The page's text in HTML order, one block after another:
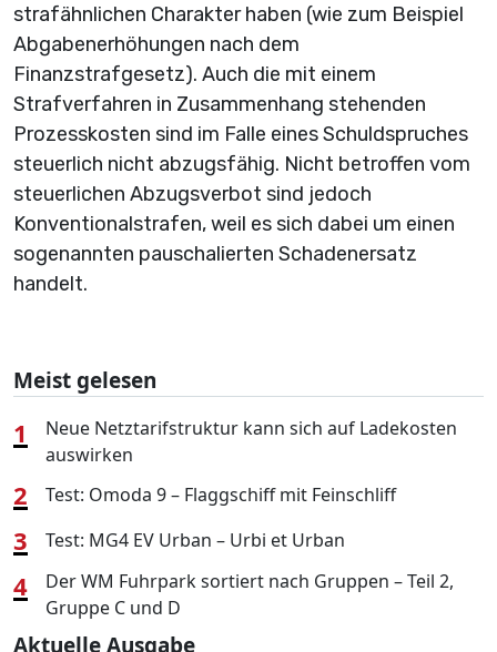
strafähnlichen Charakter haben (wie zum Beispiel
Abgabenerhöhungen nach dem
Finanzstrafgesetz). Auch die mit einem
Strafverfahren in Zusammenhang stehenden
Prozesskosten sind im Falle eines Schuldspruches
steuerlich nicht abzugsfähig. Nicht betroffen vom
steuerlichen Abzugsverbot sind jedoch
Konventionalstrafen, weil es sich dabei um einen
sogenannten pauschalierten Schadenersatz
handelt.
Meist gelesen
1
Neue Netztarifstruktur kann sich auf Ladekosten
auswirken
2 Test: Omoda 9 – Flaggschiff mit Feinschliff
3 Test: MG4 EV Urban – Urbi et Urban
4
Der WM Fuhrpark sortiert nach Gruppen – Teil 2,
Gruppe C und D
Aktuelle Ausgabe